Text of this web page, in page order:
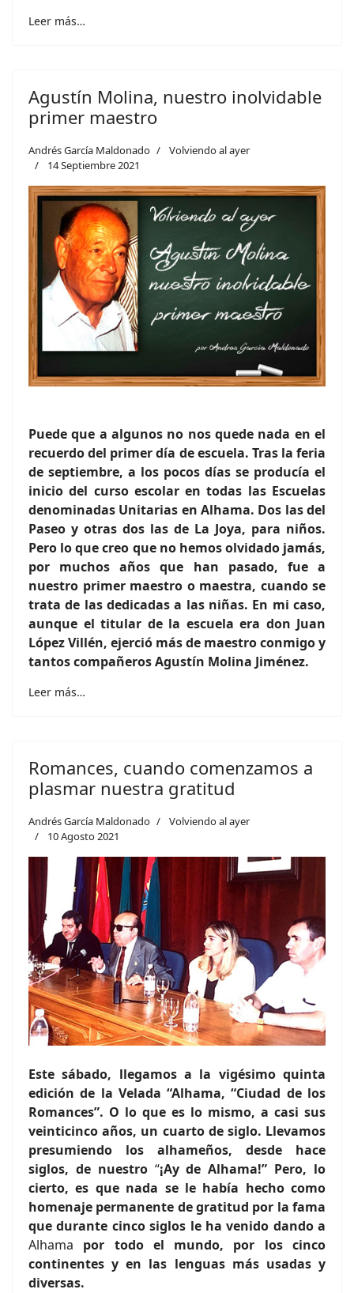
Leer más…
Agustín Molina, nuestro inolvidable
primer maestro
Andrés García Maldonado
Volviendo al ayer
14 Septiembre 2021
Puede que a algunos no nos quede nada en el
recuerdo del primer día de escuela. Tras la feria
de septiembre, a los pocos días se producía el
inicio del curso escolar en todas las Escuelas
denominadas Unitarias en Alhama. Dos las del
Paseo y otras dos las de La Joya, para niños.
Pero lo que creo que no hemos olvidado jamás,
por muchos años que han pasado, fue a
nuestro primer maestro o maestra, cuando se
trata de las dedicadas a las niñas. En mi caso,
aunque el titular de la escuela era don Juan
López Villén, ejerció más de maestro conmigo y
tantos compañeros Agustín Molina Jiménez.
Leer más…
Romances, cuando comenzamos a
plasmar nuestra gratitud
Andrés García Maldonado
Volviendo al ayer
10 Agosto 2021
Este sábado, llegamos a la vigésimo quinta
edición de la Velada “Alhama, “Ciudad de los
Romances”. O lo que es lo mismo, a casi sus
veinticinco años, un cuarto de siglo. Llevamos
presumiendo los alhameños, desde hace
siglos, de nuestro “¡Ay de Alhama!” Pero, lo
cierto, es que nada se le había hecho como
homenaje permanente de gratitud por la fama
que durante cinco siglos le ha venido dando a
Alhama por todo el mundo, por los cinco
continentes y en las lenguas más usadas y
diversas.